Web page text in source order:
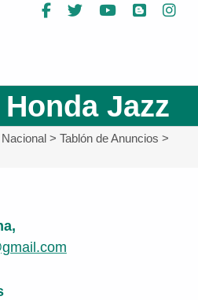
Facebook
TwitterYouTube
Blog
Jazz
>Tablón de Anuncios >